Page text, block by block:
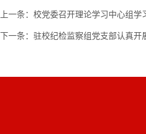
上一条： 校党委召开理论学习中心组学
下一条： 驻校纪检监察组党支部认真开